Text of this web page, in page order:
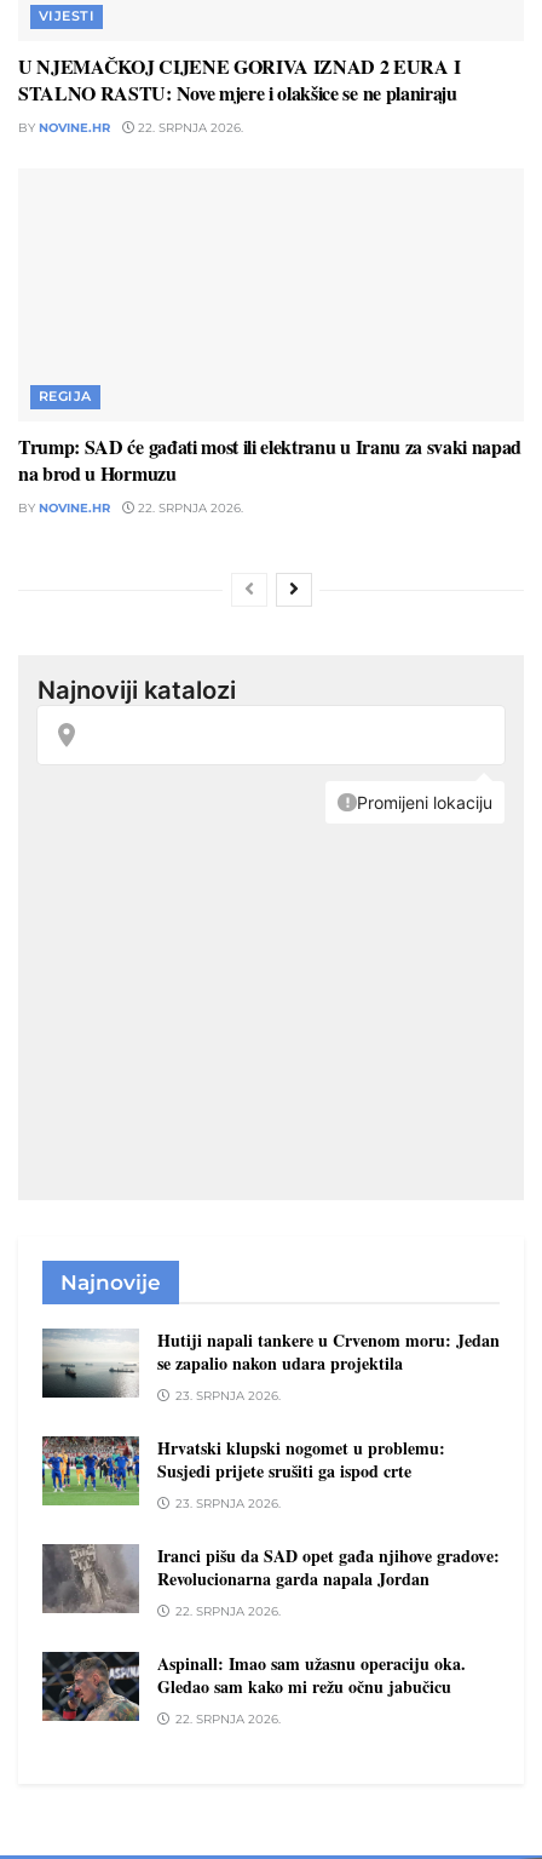
VIJESTI
U NJEMAČKOJ CIJENE GORIVA IZNAD 2 EURA I
STALNO RASTU: Nove mjere i olakšice se ne planiraju
BY NOVINE.HR 22. SRPNJA 2026.
REGIJA
Trump: SAD će gađati most ili elektranu u Iranu za svaki napad
na brod u Hormuzu
BY NOVINE.HR 22. SRPNJA 2026.
Najnovije
Hutiji napali tankere u Crvenom moru: Jedan
se zapalio nakon udara projektila
23. SRPNJA 2026.
Hrvatski klupski nogomet u problemu:
Susjedi prijete srušiti ga ispod crte
23. SRPNJA 2026.
Iranci pišu da SAD opet gađa njihove gradove:
Revolucionarna garda napala Jordan
22. SRPNJA 2026.
Aspinall: Imao sam užasnu operaciju oka.
Gledao sam kako mi režu očnu jabučicu
22. SRPNJA 2026.